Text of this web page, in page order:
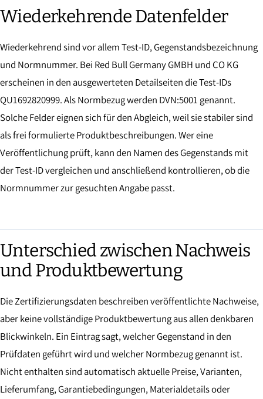
Wiederkehrende Datenfelder
Wiederkehrend sind vor allem Test-ID, Gegenstandsbezeichnung
und Normnummer. Bei Red Bull Germany GMBH und CO KG
erscheinen in den ausgewerteten Detailseiten die Test-IDs
QU1692820999. Als Normbezug werden DVN:5001 genannt.
Solche Felder eignen sich für den Abgleich, weil sie stabiler sind
als frei formulierte Produktbeschreibungen. Wer eine
Veröffentlichung prüft, kann den Namen des Gegenstands mit
der Test-ID vergleichen und anschließend kontrollieren, ob die
Normnummer zur gesuchten Angabe passt.
Unterschied zwischen Nachweis
und Produktbewertung
Die Zertifizierungsdaten beschreiben veröffentlichte Nachweise,
aber keine vollständige Produktbewertung aus allen denkbaren
Blickwinkeln. Ein Eintrag sagt, welcher Gegenstand in den
Prüfdaten geführt wird und welcher Normbezug genannt ist.
Nicht enthalten sind automatisch aktuelle Preise, Varianten,
Lieferumfang, Garantiebedingungen, Materialdetails oder